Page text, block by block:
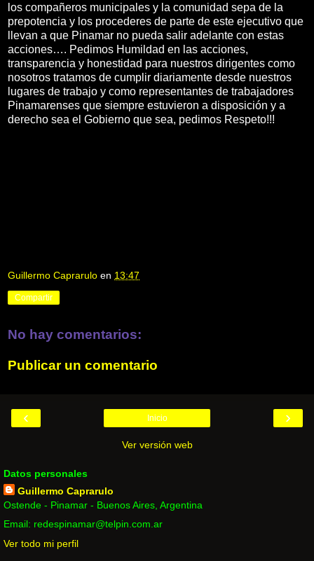
los compañeros municipales y la comunidad sepa de la
prepotencia y los procederes de parte de este ejecutivo que
llevan a que Pinamar no pueda salir adelante con estas
acciones…. Pedimos Humildad en las acciones,
transparencia y honestidad para nuestros dirigentes como
nosotros tratamos de cumplir diariamente desde nuestros
lugares de trabajo y como representantes de trabajadores
Pinamarenses que siempre estuvieron a disposición y a
derecho sea el Gobierno que sea, pedimos Respeto!!!
Guillermo Caprarulo en 13:47
Compartir
No hay comentarios:
Publicar un comentario
‹ ›
Inicio
Ver versión web
Datos personales
Guillermo Caprarulo
Ostende - Pinamar - Buenos Aires, Argentina
Email: redespinamar@telpin.com.ar
Ver todo mi perfil